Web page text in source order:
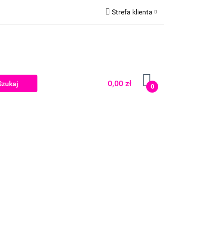
Strefa klienta
0,00 zł 0